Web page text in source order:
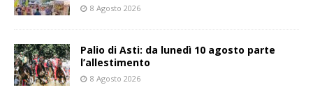
8 Agosto 2026
Palio di Asti: da lunedì 10 agosto parte
l’allestimento
8 Agosto 2026